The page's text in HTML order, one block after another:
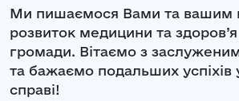
Ми пишаємося Вами та вашим
розвиток медицини та
громади. Вітаємо з
та бажаємо подальших успіхів
справі!